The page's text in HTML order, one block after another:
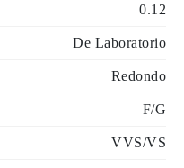
0.12
De Laboratorio
Redondo
F/G
VVS/VS